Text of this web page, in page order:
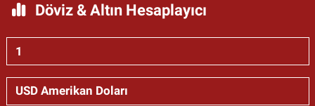
Döviz & Altın Hesaplayıcı